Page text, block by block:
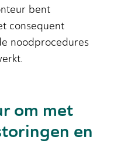
bent
consequent
noodprocedures
om met
en